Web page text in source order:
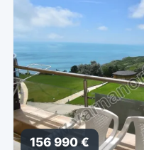
156 990 €